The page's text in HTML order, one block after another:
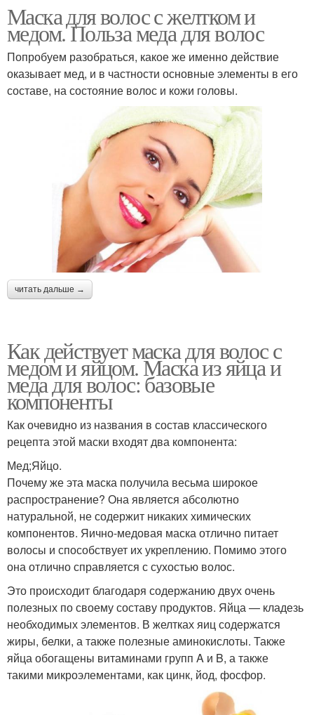
Маска для волос с желтком и
медом. Польза меда для волос
Попробуем разобраться, какое же именно действие
оказывает мед, и в частности основные элементы в его
составе, на состояние волос и кожи головы.
читать дальше →
Как действует маска для волос с
медом и яйцом. Маска из яйца и
меда для волос: базовые
компоненты
Как очевидно из названия в состав классического
рецепта этой маски входят два компонента:
Мед;Яйцо.
Почему же эта маска получила весьма широкое
распространение? Она является абсолютно
натуральной, не содержит никаких химических
компонентов. Яично-медовая маска отлично питает
волосы и способствует их укреплению. Помимо этого
она отлично справляется с сухостью волос.
Это происходит благодаря содержанию двух очень
полезных по своему составу продуктов. Яйца — кладезь
необходимых элементов. В желтках яиц содержатся
жиры, белки, а также полезные аминокислоты. Также
яйца обогащены витаминами групп A и B, а также
такими микроэлементами, как цинк, йод, фосфор.